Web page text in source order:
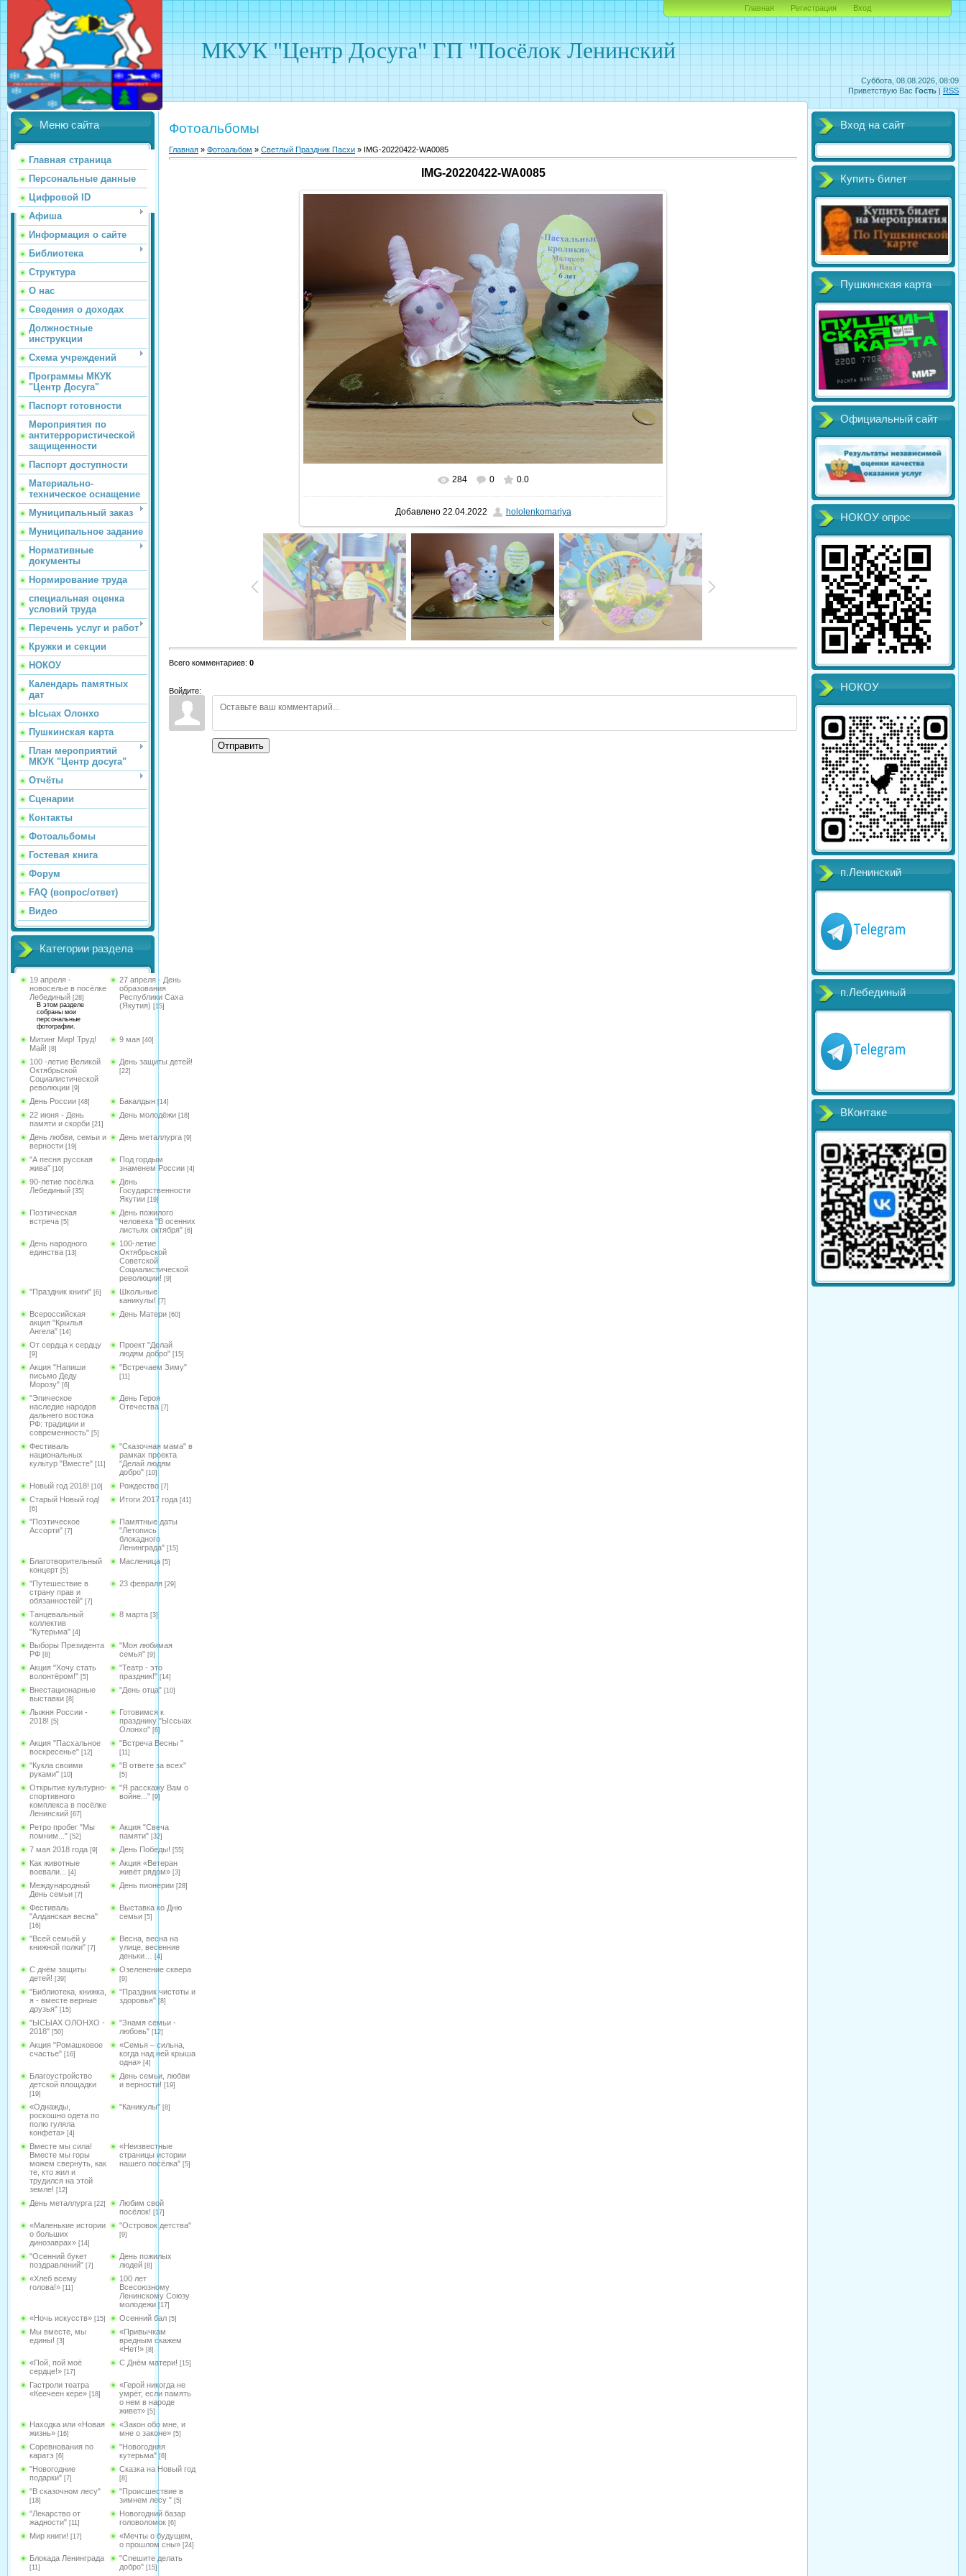
Суббота, 08.08.2026, 08:09
Приветствую Вас Гость | RSS
МКУК "Центр Досуга" ГП "Посёлок Ленинский
Главная Регистрация Вход
Меню сайта
Главная страница
Персональные данные
Цифровой ID
Афиша
Информация о сайте
Библиотека
Структура
О нас
Сведения о доходах
Должностные
инструкции
Схема учреждений
Программы МКУК
"Центр Досуга"
Паспорт готовности
Мероприятия по
антитеррористической
защищенности
Паспорт доступности
Материально-
техническое оснащение
Муниципальный заказ
Муниципальное задание
Нормативные
документы
Нормирование труда
специальная оценка
условий труда
Перечень услуг и работ
Кружки и секции
НОКОУ
Календарь памятных
дат
Ысыах Олонхо
Пушкинская карта
План мероприятий
МКУК "Центр досуга"
Отчёты
Сценарии
Контакты
Фотоальбомы
Гостевая книга
Форум
FAQ (вопрос/ответ)
Видео
Категории раздела
19 апреля -
новоселье в посёлке
Лебединый [28]
В этом разделе
собраны мои
персональные
фотографии.
27 апреля - День
образования
Республики Саха
(Якутия) [15]
Митинг Мир! Труд!
Май! [8]
9 мая [40]
100 -летие Великой
Октябрьской
Социалистической
революции [9]
День защиты детей!
[22]
День России [48] Бакалдын [14]
22 июня - День
памяти и скорби [21]
День молодёжи [18]
День любви, семьи и
верности [19]
День металлурга [9]
"А песня русская
жива" [10]
Под гордым
знаменем России [4]
90-летие посёлка
Лебединый [35]
День
Государственности
Якутии [19]
Поэтическая
встреча [5]
День пожилого
человека "В осенних
листьях октября" [6]
День народного
единства [13]
100-летие
Октябрьской
Советской
Социалистической
революции! [9]
"Праздник книги" [6]
Школьные
каникулы! [7]
Всероссийская
акция "Крылья
Ангела" [14]
День Матери [60]
От сердца к сердцу
[9]
Проект "Делай
людям добро" [15]
Акция "Напиши
письмо Деду
Морозу" [6]
"Встречаем Зиму"
[11]
"Эпическое
наследие народов
дальнего востока
РФ: традиции и
современность" [5]
День Героя
Отечества [7]
Фестиваль
национальных
культур "Вместе" [11]
"Сказочная мама" в
рамках проекта
"Делай людям
добро" [10]
Новый год 2018! [10] Рождество [7]
Старый Новый год!
[6]
Итоги 2017 года [41]
"Поэтическое
Ассорти" [7]
Памятные даты
"Летопись
блокадного
Ленинграда" [15]
Благотворительный
концерт [5]
Масленица [5]
"Путешествие в
страну прав и
обязанностей" [7]
23 февраля [29]
Танцевальный
коллектив
"Кутерьма" [4]
8 марта [3]
Выборы Президента
РФ [8]
"Моя любимая
семья" [9]
Акция "Хочу стать
волонтёром!" [5]
"Театр - это
праздник!" [14]
Внестационарные
выставки [8]
"День отца" [10]
Лыжня России -
2018! [5]
Готовимся к
празднику "Ыссыах
Олонхо" [6]
Акция "Пасхальное
воскресенье" [12]
"Встреча Весны "
[11]
"Кукла своими
руками" [10]
"В ответе за всех"
[5]
Открытие культурно-
спортивного
комплекса в посёлке
Ленинский [67]
"Я расскажу Вам о
войне..." [9]
Ретро пробег "Мы
помним..." [52]
Акция "Свеча
памяти" [32]
7 мая 2018 года [9] День Победы! [55]
Как животные
воевали...
[4]
Акция «Ветеран
живёт рядом» [3]
Международный
День семьи [7]
День пионерии [28]
Фестиваль
"Алданская весна"
[16]
Выставка ко Дню
семьи [5]
"Всей семьёй у
книжной полки" [7]
Весна, весна на
улице, весенние
деньки…
[4]
С днём защиты
детей! [39]
Озеленение сквера
[9]
"Библиотека, книжка,
я - вместе верные
друзья" [15]
"Праздник чистоты и
здоровья" [8]
"ЫСЫАХ ОЛОНХО -
2018" [50]
"Знамя семьи -
любовь" [12]
Акция "Ромашковое
счастье" [16]
«Семья – сильна,
когда над ней крыша
одна» [4]
Благоустройство
детской площадки
[19]
День семьи, любви
и верности! [19]
«Однажды,
роскошно одета по
полю гуляла
конфета» [4]
"Каникулы" [8]
Вместе мы сила!
Вместе мы горы
можем свернуть, как
те, кто жил и
трудился на этой
земле! [12]
«Неизвестные
страницы истории
нашего посёлка" [5]
День металлурга [22]
Любим свой
посёлок! [17]
«Маленькие истории
о больших
динозаврах» [14]
"Островок детства"
[9]
"Осенний букет
поздравлений" [7]
День пожилых
людей [8]
«Хлеб всему
голова!» [11]
100 лет
Всесоюзному
Ленинскому Союзу
молодежи [17]
«Ночь искусств» [15] Осенний бал [5]
Мы вместе, мы
едины! [3]
«Привычкам
вредным скажем
«Нет!» [8]
«Пой, пой моё
сердце!» [17]
С Днём матери! [15]
Гастроли театра
«Кеечеен кере» [18]
«Герой никогда не
умрёт, если память
о нем в народе
живет» [5]
Находка или «Новая
жизнь» [16]
«Закон обо мне, и
мне о законе» [5]
Соревнования по
каратэ [6]
"Новогодняя
кутерьма" [6]
"Новогодние
подарки" [7]
Сказка на Новый год
[8]
"В сказочном лесу"
[18]
"Происшествие в
зимнем лесу " [5]
"Лекарство от
жадности" [11]
Новогодний базар
головоломок [6]
Мир книги! [17]
«Мечты о будущем,
о прошлом сны» [24]
Блокада Ленинграда
[11]
"Спешите делать
добро" [15]
Фотоальбомы
Главная » Фотоальбом » Светлый Праздник Пасхи » IMG-20220422-WA0085
IMG-20220422-WA0085
В реальном размере 1280x960
284 0 0.0
Добавлено22.04.2022 hololenkomariya
Всего комментариев: 0
Войдите:
Отправить
Вход на сайт
Купить билет
Пушкинская карта
Официальный сайт
НОКОУ опрос
НОКОУ
п.Ленинский
п.Лебединый
ВКонтаке